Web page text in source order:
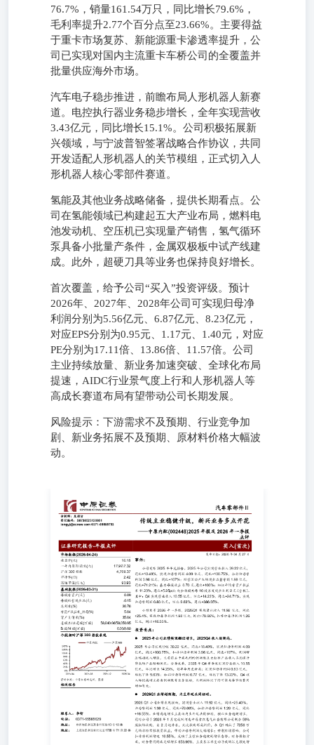
76.7%，销量161.54万只，同比增长79.6%，
毛利率提升2.77个百分点至23.66%。主要得益
于重卡市场复苏、新能源重卡渗透率提升，公
司已实现对国内主流重卡车桥公司的全覆盖并
批量供应海外市场。
汽车电子稳步推进，前瞻布局人形机器人新赛
道。电控执行器业务稳步增长，全年实现营收
3.43亿元，同比增长15.1%。公司积极拓展新
兴领域，与宁波普智签署战略合作协议，共同
开发适配人形机器人的关节模组，正式切入人
形机器人核心零部件赛道。
氢能及其他业务战略储备，提供长期看点。公
司在氢能领域已构建起五大产业布局，燃料电
池发动机、空压机已实现量产销售，氢气循环
泵具备小批量产条件，金属双极板中试产线建
成。此外，超硬刀具等业务也保持良好增长。
首次覆盖，给予公司“买入”投资评级。预计
2026年、2027年、2028年公司可实现归母净
利润分别为5.56亿元、6.87亿元、8.23亿元，
对应EPS分别为0.95元、1.17元、1.40元，对应
PE分别为17.11倍、13.86倍、11.57倍。公司
主业持续放量、新业务加速突破、全球化布局
提速，AIDC行业景气度上行和人形机器人等
高成长赛道布局有望带动公司长期发展。
风险提示：下游需求不及预期、行业竞争加
剧、新业务拓展不及预期、原材料价格大幅波
动。
(002448)2025年报及2026年一季报点评 证券研究报告-年报
点评 买入(首次) 发布日期：2026年04月27日 事件： 公司发
布2025年年度报告。2025年公司实现营业收入39.22亿元，
同比+18.49%，实现归母净利润4.09亿元，同比+100.75%，
扣非归母净利润3.96亿元，同比+107%；经营活动产生的现
金流量净额1.98亿元，同比+71.21%；基本每股收益0.70元,
同比+100%；加权平均净资产收益率11.23%，同比
+5.25pct；向全体股东每10股派发现金红利2元（含税）。
其中：Q4实现营业收入10.55亿元，环比+14.23%，同比
+24.71%，实现归母净利润0.83亿元，环比-9.63%，同比
+386.95%。 公司发布2026年一季报，2026Q1实现营业收入
11.92亿元，同比+25.4%，实现归母净利润1.98亿元，同比
+78.66%，扣非归母净利润1.26亿元，同比+16.55%。 投资
要点： ⚫2025年公司业绩实现翻倍增长，2025Q4收入创新
高。 2025年公司实现营收39.22亿元，同比+18.49%，实现
归母净利润4.09亿元，同比+100.75%，扣非归母净利润3.96